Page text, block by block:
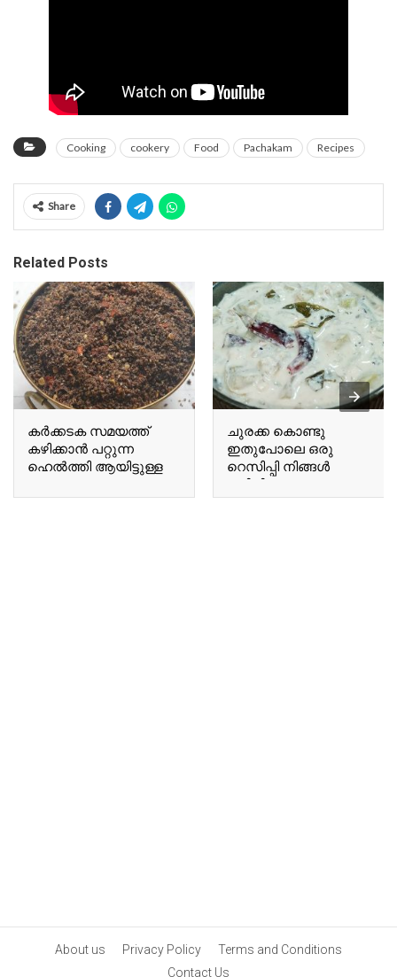
Cooking cookery Food Pachakam Recipes
Share
Related Posts
കർക്കടക സമയത്ത്
കഴിക്കാൻ പറ്റുന്ന
ഹെൽത്തി ആയിട്ടുള്ള
suitable for
ചുരക്ക കൊണ്ടു
ഇതുപോലെ ഒരു
റെസിപ്പി നിങ്ങൾ
കഴിച്ചിട്ടുണ്ടോ Have you
ever tried a recipe like
About us Privacy Policy
Terms and Conditions
Contact Us